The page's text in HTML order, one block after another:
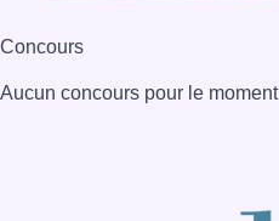
Concours
Aucun concours pour le moment